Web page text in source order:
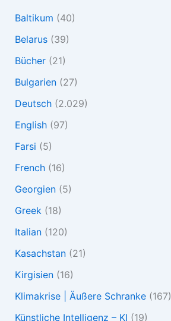
Baltikum (40)
Belarus(39)
Bücher(21)
Bulgarien(27)
Deutsch(2.029)
English(97)
Farsi (5)
French(16)
Georgien(5)
Greek(18)
Italian(120)
Kasachstan(21)
Kirgisien(16)
Klimakrise | Äußere Schranke(167)
Künstliche Intelligenz – KI (19)